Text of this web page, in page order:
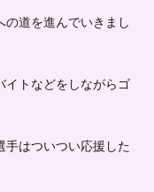
の道を進んでいきまし
イトなどをしながら ゴ
手はついつい応援した